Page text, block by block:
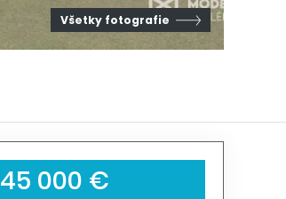
Všetky fotografie
45 000 €